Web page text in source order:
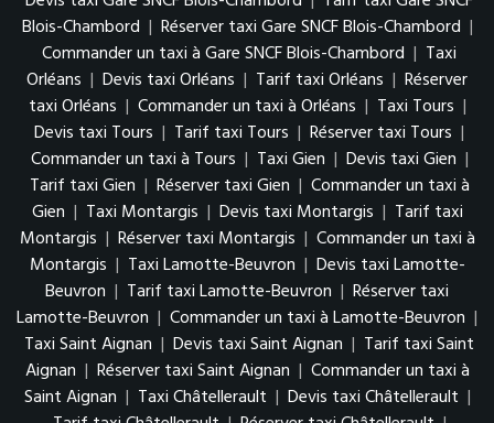
Blois-Chambord | Réserver taxi Gare SNCF Blois-Chambord |
Commander un taxi à Gare SNCF Blois-Chambord | Taxi
Orléans | Devis taxi Orléans | Tarif taxi Orléans | Réserver
taxi Orléans | Commander un taxi à Orléans | Taxi Tours |
Devis taxi Tours | Tarif taxi Tours | Réserver taxi Tours |
Commander un taxi à Tours | Taxi Gien | Devis taxi Gien |
Tarif taxi Gien | Réserver taxi Gien | Commander un taxi à
Gien | Taxi Montargis | Devis taxi Montargis | Tarif taxi
Montargis | Réserver taxi Montargis | Commander un taxi à
Montargis | Taxi Lamotte-Beuvron | Devis taxi Lamotte-
Beuvron | Tarif taxi Lamotte-Beuvron | Réserver taxi
Lamotte-Beuvron | Commander un taxi à Lamotte-Beuvron |
Taxi Saint Aignan | Devis taxi Saint Aignan | Tarif taxi Saint
Aignan | Réserver taxi Saint Aignan | Commander un taxi à
Saint Aignan | Taxi Châtellerault | Devis taxi Châtellerault |